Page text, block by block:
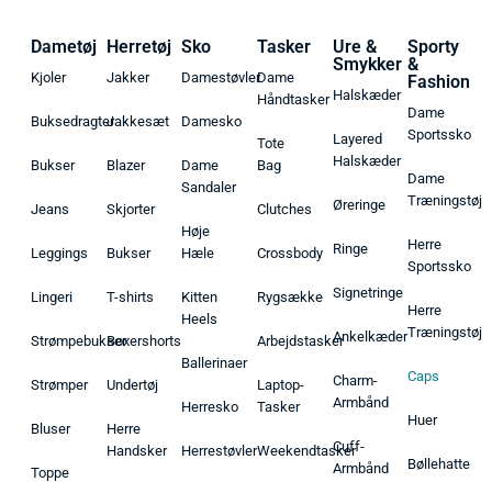
Dametøj
Kjoler
Buksedragter
Bukser
Jeans
Leggings
Lingeri
Strømpebukser
Strømper
Bluser
Toppe
Herretøj
Jakker
Jakkesæt
Blazer
Skjorter
Bukser
T-shirts
Boxershorts
Undertøj
Herre
Handsker
Sko
Damestøvler
Damesko
Dame
Sandaler
Høje
Hæle
Kitten
Heels
Ballerinaer
Herresko
Herrestøvler
Tasker
Dame
Håndtasker
Tote
Bag
Clutches
Crossbody
Rygsække
Arbejdstasker
Laptop-
Tasker
Weekendtasker
Ure &
Smykker
Halskæder
Layered
Halskæder
Øreringe
Ringe
Signetringe
Ankelkæder
Charm-
Armbånd
Cuff-
Armbånd
Sporty
&
Fashion
Dame
Sportssko
Dame
Træningstøj
Herre
Sportssko
Herre
Træningstøj
Caps
Huer
Bøllehatte